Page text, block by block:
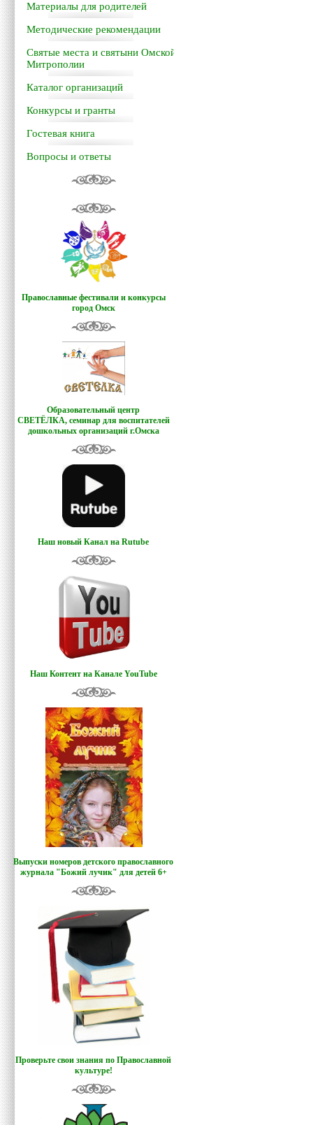
Материалы для родителей
Методические рекомендации
Святые места и святыни Омской
Митрополии
Каталог организаций
Конкурсы и гранты
Гостевая книга
Вопросы и ответы
Православные фестивали и конкурсы
город Омск
Образовательный центр
СВЕТЁЛКА, семинар для воспитателей
дошкольных организаций г.Омска
Наш новый Канал на Rutube
Наш Контент на Канале YouTube
Выпуски номеров детского православного
журнала "Божий лучик" для детей 6+
Проверьте свои знания по Православной
культуре!